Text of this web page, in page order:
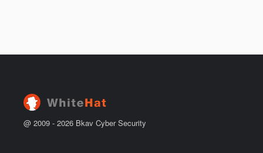
@ 2009 - 2026 Bkav Cyber Security